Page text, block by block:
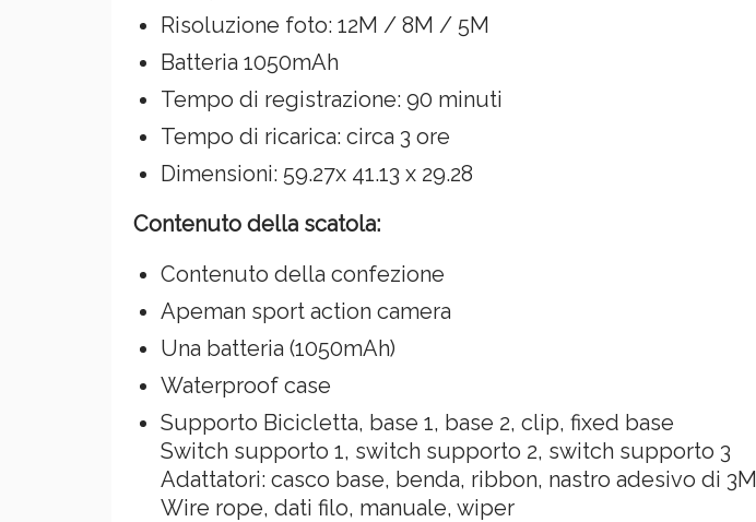
Risoluzione foto: 12M / 8M / 5M
Batteria 1050mAh
Tempo di registrazione: 90 minuti
Tempo di ricarica: circa 3 ore
Dimensioni: 59.27x 41.13 x 29.28
Contenuto della scatola:
Contenuto della confezione
Apeman sport action camera
Una batteria (1050mAh)
Waterproof case
Supporto Bicicletta, base 1, base 2, clip, fixed base
Switch supporto 1, switch supporto 2, switch supporto 3
Adattatori: casco base, benda, ribbon, nastro adesivo di 3M
Wire rope, dati filo, manuale, wiper